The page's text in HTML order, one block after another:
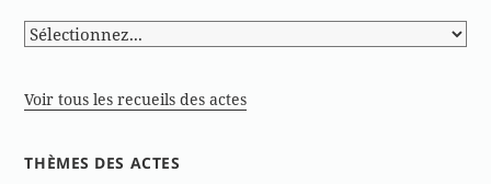
Voir tous les recueils des actes
THÈMES DES ACTES